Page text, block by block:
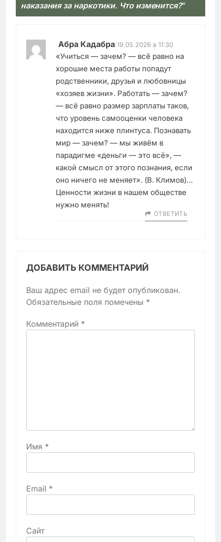
наказания за наркотики. Что изменится?”
Абра Кадабра:19.05.2026 в 11:30
«Учиться — зачем? — всё равно на
хорошие места работы попадут
родственники, друзья и любовницы
«хозяев жизни». Работать — зачем?
— всё равно размер зарплаты таков,
что уровень самооценки человека
находится ниже плинтуса. Познавать
мир — зачем? — мы живём в
парадигме «деньги — это всё», —
какой смысл от этого познания, если
оно ничего не меняет». (В. Климов)…
Ценности жизни в нашем обществе
нужно менять!
ОТВЕТИТЬ
ДОБАВИТЬ КОММЕНТАРИЙ
Ваш адрес email не будет опубликован.
Обязательные поля помечены *
Комментарий *
Имя *
Email *
Сайт